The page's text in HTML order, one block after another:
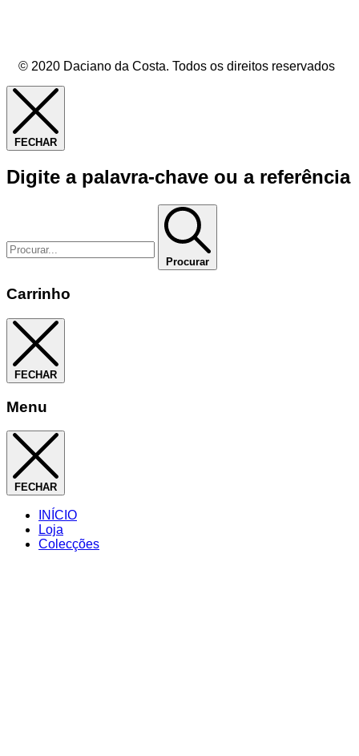
© 2020 Daciano da Costa. Todos os direitos reservados
FECHAR
Digite a palavra-chave ou a referência
Procurar
Carrinho
FECHAR
Menu
FECHAR
INÍCIO
Loja
Colecções